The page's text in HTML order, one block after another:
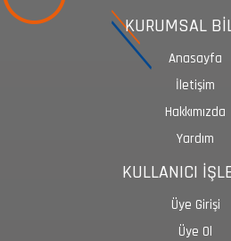
KURUMSAL
Anasayfa
İletişim
Hakkımızda
Yardım
KULLANICI
Üye Girişi
Üye Ol